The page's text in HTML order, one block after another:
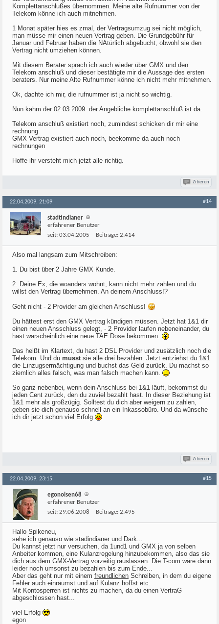
Komplettanschlußes übernommen. Meine alte Rufnummer von der
Telekom könne ich auch mitnehmen.
1 Monat später hies es zmal, der Vertragsumzug sei nicht möglich,
man müsse mir einen neuen Vertrag geben. Die Grundgebühr für
Januar und Februar haben die NAtürlich abgebucht, obwohl sie den
Vertrag nicht umziehen können.
Mit diesem Berater sprach ich auch wieder über GMX und den
Telekom anschluß und dieser bestätigte mir die Aussage des ersten
beraters. Nur meine Alte Rufnummer könne ich nicht mehr mitnehmen.
Ok, dachte ich mir, die rufnummer ist ja nicht so wichtig.
Nun kahm der 02.03.2009. der Angebliche komplettanschluß ist da.
Telekom anschluß existiert noch, zumindest schicken dir mir eine
rechnung.
GMX-Vertrag existiert auch noch, beekomme da auch noch
rechnungen
Hoffe ihr versteht mich jetzt alle richtig.
Zitieren
22.04.2009, 21:09 #14
stadtindianer
erfahrener Benutzer
seit: 03.04.2005 Beiträge: 2.414
Also mal langsam zum Mitschreiben:
1. Du bist über 2 Jahre GMX Kunde.
2. Deine Ex, die woanders wohnt, kann nicht mehr zahlen und du
willst den Vertrag übernehmen. An deinem Anschluss!?
Geht nicht - 2 Provider am gleichen Anschluss!
Du hättest erst den GMX Vertrag kündigen müssen. Jetzt hat 1&1 dir
einen neuen Ansschluss gelegt, - 2 Provider laufen nebeneinander, du
hast warscheinlich eine neue TAE Dose bekommen.
Das heißt im Klartext, du hast 2 DSL Provider und zusätzlich noch die
Telekom. Und du musstsie alle drei bezahlen. Jetzt entziehst du 1&1
die Einzugsermächtigung und buchst das Geld zurück. Du machst so
ziemlich alles falsch, was man falsch machen kann.
So ganz nebenbei, wenn dein Anschluss bei 1&1 läuft, bekommst du
jeden Cent zurück, den du zuviel bezahlt hast. In dieser Beziehung ist
1&1 mehr als großzügig. Solltest du dich aber weigern zu zahlen,
geben sie dich genauso schnell an ein Inkassobüro. Und da wünsche
ich dir jetzt schon viel Erfolg
Zitieren
22.04.2009, 23:15 #15
egonolsen68
erfahrener Benutzer
seit: 29.06.2008 Beiträge: 2.495
Hallo Spikeneu,
sehe ich genauso wie stadindianer und Dark...
Du kannst jetzt nur versuchen, da 1und1 und GMX ja von selben
Anbeiter kommen, eine Kulanzregelung hinzubekommen, also das sie
dich aus dem GMX-Vertrag vorzeitig rauslassen. Die T-com wäre dann
leider noch umsonst zu bezahlen bis zum Ende...
Aber das geht nur mit einem freundlichen Schreiben, in dem du eigene
Fehler auch einräumst und auf Kulanz hoffst etc.
Mit Kontosperren ist nichts zu machen, da du einen VertraG
abgeschlossen hast...
viel Erfolg
egon